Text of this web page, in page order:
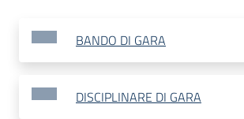
BANDO DI GARA
DISCIPLINARE DI GARA